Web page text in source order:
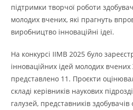
підтримки творчої роботи
молодих вчених, які прагнуть
виробництво інноваційні ідеї.
На конкурсі ІІМВ 2025 було
інноваційних ідей молодих
представлено 11. Проєкти
складі керівників наукових
галузей, представників здобувачів